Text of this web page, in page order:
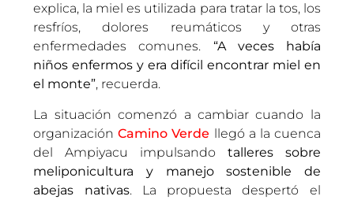
explica, la miel es utilizada para tratar la tos, los
resfríos, dolores reumáticos y otras
enfermedades comunes. “A veces había
niños enfermos y era difícil encontrar miel en
el monte”, recuerda.
La situación comenzó a cambiar cuando la
organizaciónCamino Verde llegó a la cuenca
del Ampiyacu impulsando talleres sobre
meliponicultura y manejo sostenible de
abejas nativas. La propuesta despertó el